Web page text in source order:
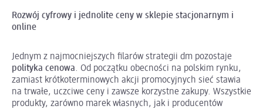
Rozwój cyfrowy i jednolite ceny w sklepie stacjonarnym i
online
Jednym z najmocniejszych filarów strategii dm pozostaje
polityka cenowa. Od początku obecności na polskim rynku,
zamiast krótkoterminowych akcji promocyjnych sieć stawia
na trwałe, uczciwe ceny i zawsze korzystne zakupy. Wszystkie
produkty, zarówno marek własnych, jak i producentów